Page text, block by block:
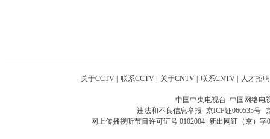
关于CCTV 联系CCTV 关于CNTV 联系CNTV 人才招聘
中国中央电视台 中国网络电
违法和不良信息举报 京ICP证060535号
网上传播视听节目许可证号 0102004 新出网证（京）